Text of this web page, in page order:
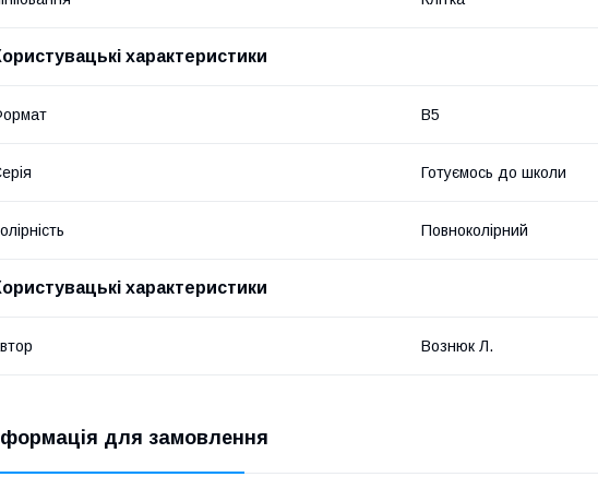
характеристики
В5
Готуємось до школи
Повноколірний
характеристики
Вознюк Л.
для замовлення